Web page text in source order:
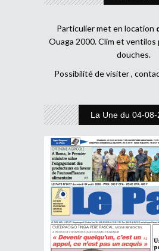
Particulier met en location
Ouaga 2000. Clim et ventilos
douches.
Possibilité de visiter ,
La Une du 04-